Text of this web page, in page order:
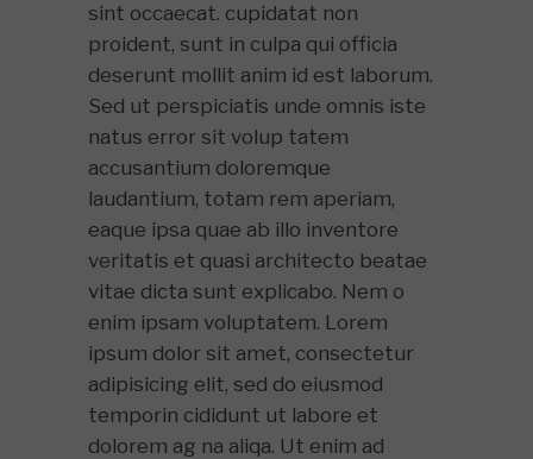
sint occaecat. cupidatat non
proident, sunt in culpa qui officia
deserunt mollit anim id est laborum.
Sed ut perspiciatis unde omnis iste
natus error sit volup tatem
accusantium doloremque
laudantium, totam rem aperiam,
eaque ipsa quae ab illo inventore
veritatis et quasi architecto beatae
vitae dicta sunt explicabo. Nem o
enim ipsam voluptatem. Lorem
ipsum dolor sit amet, consectetur
adipisicing elit, sed do eiusmod
temporin cididunt ut labore et
dolorem ag na aliqa. Ut enim ad